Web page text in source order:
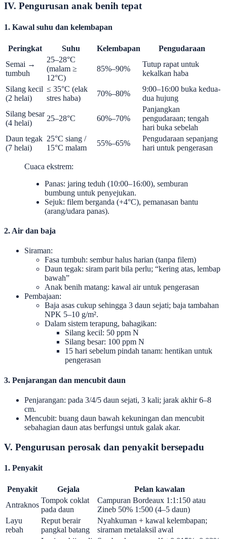
IV. Pengurusan anak benih tepat
1. Kawal suhu dan kelembapan
Peringkat Suhu Kelembapan
Pengudaraan
Semai →
tumbuh
25–28°C
(malam ≥
12°C)
85%–90%
Tutup rapat untuk
kekalkan haba
Silang kecil
(2 helai)
≤ 35°C (elak
stres haba)
70%–80%
9:00–16:00 buka kedua-
dua hujung
Silang besar
(4 helai)
25–28°C 60%–70%
Panjangkan
pengudaraan; tengah
hari buka sebelah
Daun tegak
(7 helai)
25°C siang /
15°C malam
55%–65%
Pengudaraan sepanjang
hari untuk pengerasan
Cuaca ekstrem:
Panas: jaring teduh (10:00–16:00), semburan
bumbung untuk penyejukan.
Sejuk: filem berganda (+4°C), pemanasan bantu
(arang/udara panas).
2. Air dan baja
Siraman:
Fasa tumbuh: sembur halus harian (tanpa filem)
Daun tegak: siram parit bila perlu; “kering atas, lembap
bawah”
Anak benih matang: kawal air untuk pengerasan
Pembajaan:
Baja asas cukup sehingga 3 daun sejati; baja tambahan
NPK 5–10 g/m².
Dalam sistem terapung, bahagikan:
Silang kecil: 50 ppm N
Silang besar: 100 ppm N
15 hari sebelum pindah tanam: hentikan untuk
pengerasan
3. Penjarangan dan mencubit daun
Penjarangan: pada 3/4/5 daun sejati, 3 kali; jarak akhir 6–8
cm.
Mencubit: buang daun bawah kekuningan dan mencubit
sebahagian daun atas berfungsi untuk galak akar.
V. Pengurusan perosak dan penyakit bersepadu
1. Penyakit
Penyakit Gejala
Pelan kawalan
Antraknos
Tompok coklat
pada daun
Campuran Bordeaux 1:1:150 atau
Zineb 50% 1:500 (4–5 daun)
Layu
rebah
Reput berair
pangkal batang
Nyahkuman + kawal kelembapan;
siraman metalaksil awal